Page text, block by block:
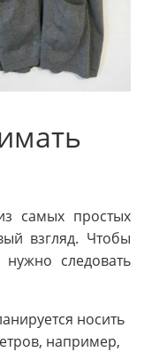
самых простых
взгляд. Чтобы
следовать
носить
например,